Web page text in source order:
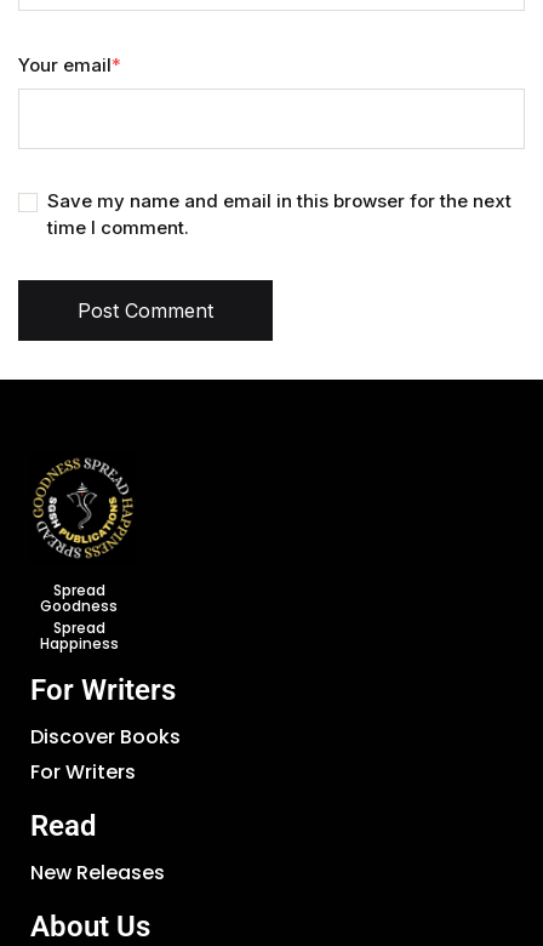
Your email*
Save my name and email in this browser for the next
time I comment.
Post Comment
Spread
Goodness
Spread
Happiness
For Writers
Discover Books
For Writers
Read
New Releases
About Us